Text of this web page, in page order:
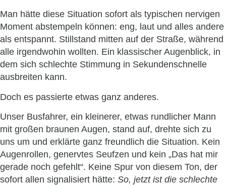
Man hätte diese Situation sofort als typischen nervigen
Moment abstempeln können: eng, laut und alles andere
als entspannt. Stillstand mitten auf der Straße, während
alle irgendwohin wollten. Ein klassischer Augenblick, in
dem sich schlechte Stimmung in Sekundenschnelle
ausbreiten kann.
Doch es passierte etwas ganz anderes.
Unser Busfahrer, ein kleinerer, etwas rundlicher Mann
mit großen braunen Augen, stand auf, drehte sich zu
uns um und erklärte ganz freundlich die Situation. Kein
Augenrollen, genervtes Seufzen und kein „Das hat mir
gerade noch gefehlt“. Keine Spur von diesem Ton, der
sofort allen signalisiert hätte: So, jetzt ist die schlechte